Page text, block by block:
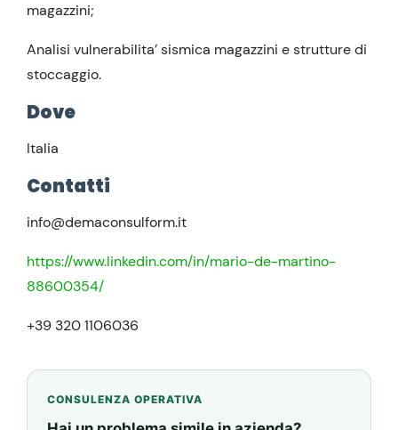
magazzini;
Analisi vulnerabilita’ sismica magazzini e strutture di
stoccaggio.
Dove
Italia
Contatti
info@demaconsulform.it
https://www.linkedin.com/in/mario-de-martino-
88600354/
+39 320 1106036
CONSULENZA OPERATIVA